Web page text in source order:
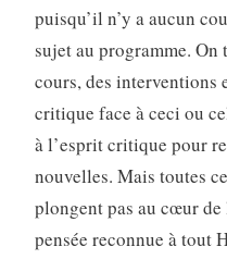
puisqu’il n’y a aucun
sujet au programme.
cours, des interventions
critique face à ceci ou
à l’esprit critique pour
nouvelles. Mais toutes
plongent pas au cœur
pensée reconnue à tout